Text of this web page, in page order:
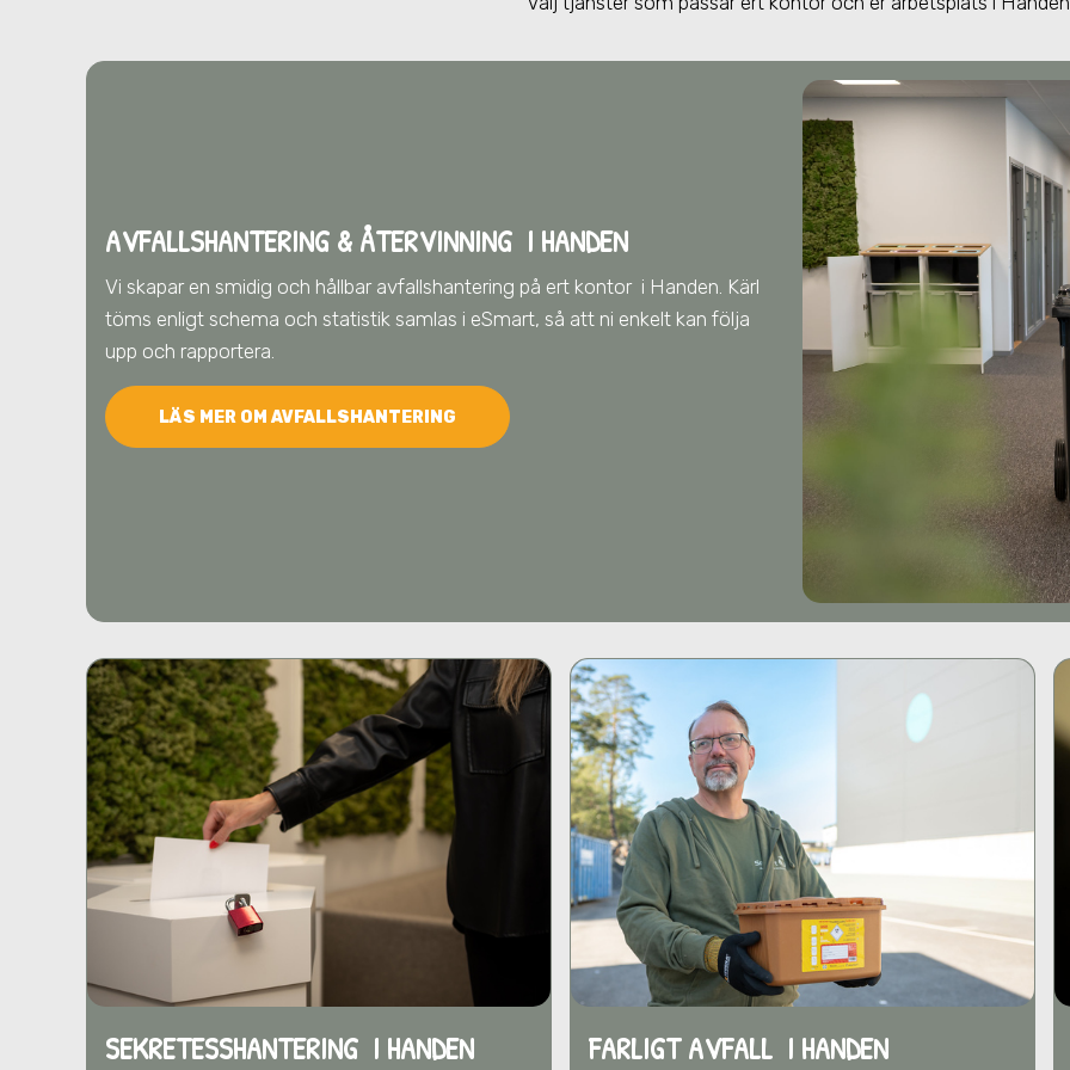
AVFALLSHANTERING & ÅTERVINNING I HANDEN
Vi skapar en smidig och hållbar avfallshantering på ert kontor i Handen . Kärl
töms enligt schema och statistik samlas i eSmart, så att ni enkelt kan följa
upp och rapportera.
LÄS MER OM AVFALLSHANTERING
SEKRETESSHANTERING I HANDEN FARLIGT AVFALL I HANDEN